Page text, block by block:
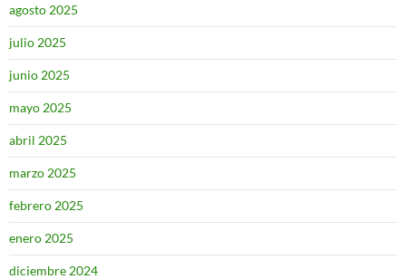
agosto 2025
julio 2025
junio 2025
mayo 2025
abril 2025
marzo 2025
febrero 2025
enero 2025
diciembre 2024